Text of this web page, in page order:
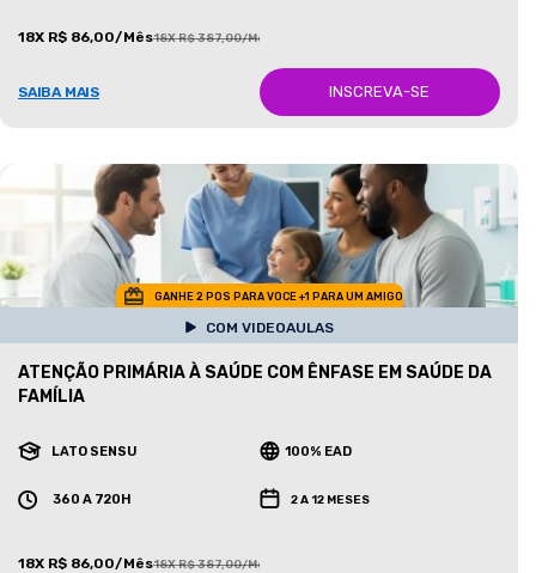
18X R$ 86,00/Mês18X R$ 387,00/Mês
SAIBA MAIS INSCREVA-SE
GANHE 2 POS PARA VOCE +1 PARA UM AMIGO
COM VIDEOAULAS
ATENÇÃO PRIMÁRIA À SAÚDE COM ÊNFASE EM SAÚDE DA
FAMÍLIA
LATO SENSU 100% EAD
360 A 720H 2 A 12 MESES
18X R$ 86,00/Mês18X R$ 387,00/Mês